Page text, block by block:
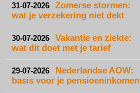
31-07-2026
Zomerse stormen:
wat je verzekering niet dekt
30-07-2026
Vakantie en ziekte:
wat dit doet met je tarief
29-07-2026
Nederlandse AOW:
basis voor je pensioeninkomen